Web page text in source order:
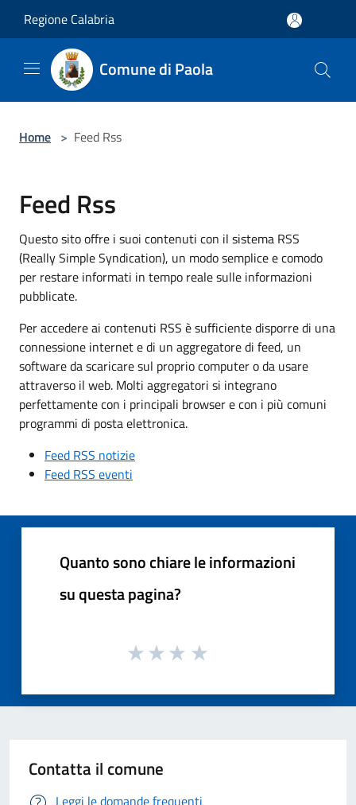
Regione Calabria
Comune di Paola
Home > Feed Rss
Feed Rss
Questo sito offre i suoi contenuti con il sistema RSS
(Really Simple Syndication), un modo semplice e comodo
per restare informati in tempo reale sulle informazioni
pubblicate.
Per accedere ai contenuti RSS è sufficiente disporre di una
connessione internet e di un aggregatore di feed, un
software da scaricare sul proprio computer o da usare
attraverso il web. Molti aggregatori si integrano
perfettamente con i principali browser e con i più comuni
programmi di posta elettronica.
Feed RSS notizie
Feed RSS eventi
Quanto sono chiare le informazioni
su questa pagina?
Contatta il comune